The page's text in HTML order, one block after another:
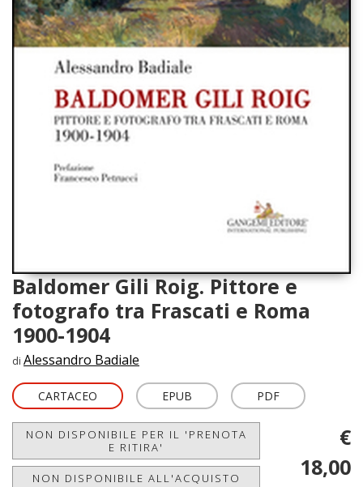
Baldomer Gili Roig. Pittore e
fotografo tra Frascati e Roma
1900-1904
di Alessandro Badiale
CARTACEO EPUB PDF
NON DISPONIBILE PER IL 'PRENOTA
E RITIRA'
NON DISPONIBILE ALL'ACQUISTO
€
18,00